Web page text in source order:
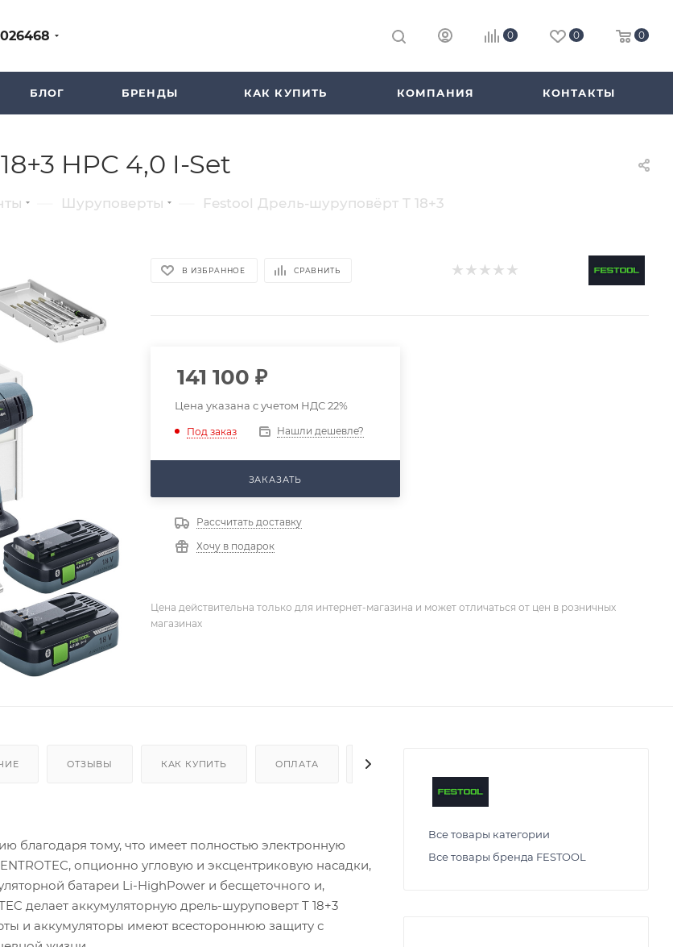
0 0 0
БЛОГ БРЕНДЫ КАК КУПИТЬ КОМПАНИЯ КОНТАКТЫ
HPC 4,0 I-Set
Шуруповерты Festool Дрель-шуруповёрт T 18+3
В ИЗБРАННОЕ СРАВНИТЬ
141 100 ₽
Цена указана с учетом НДС 22%
Под заказ Нашли дешевле?
ЗАКАЗАТЬ
Рассчитать доставку
Хочу в подарок
Цена действительна только для интернет-магазина и может отличаться от цен в розничных
магазинах
ОТЗЫВЫ КАК КУПИТЬ ОПЛАТА ДОСТАВКА
благодаря тому, что имеет полностью электронную
опционно угловую и эксцентриковую насадки,
батареи Li-HighPower и бесщеточного и,
делает аккумуляторную дрель-шуруповерт T 18+3
и аккумуляторы имеют всестороннюю защиту с
Все товары категории
Все товары бренда FESTOOL